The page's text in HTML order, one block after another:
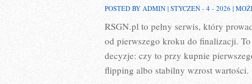
POSTED BY ADMIN | STYCZEŃ - 4 - 2026 |
RSGN.pl to pełny serwis, który
od pierwszego kroku do finalizacji.
decyzje: czy to przy kupnie
flipping albo stabilny wzrost wartości.